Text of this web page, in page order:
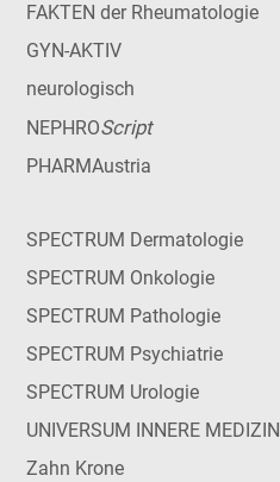
FAKTEN der Rheumatologie
GYN-AKTIV
neurologisch
NEPHROScript
PHARMAustria
SPECTRUM Dermatologie
SPECTRUM Onkologie
SPECTRUM Pathologie
SPECTRUM Psychiatrie
SPECTRUM Urologie
UNIVERSUM INNERE MEDIZIN
Zahn Krone